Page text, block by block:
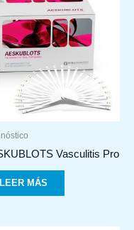
Vasculitis Pro
LEER MÁS